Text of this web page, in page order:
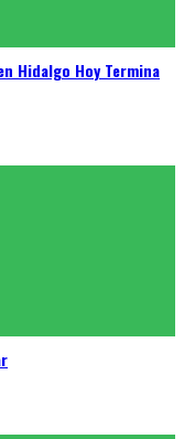
Hidalgo Hoy Termina